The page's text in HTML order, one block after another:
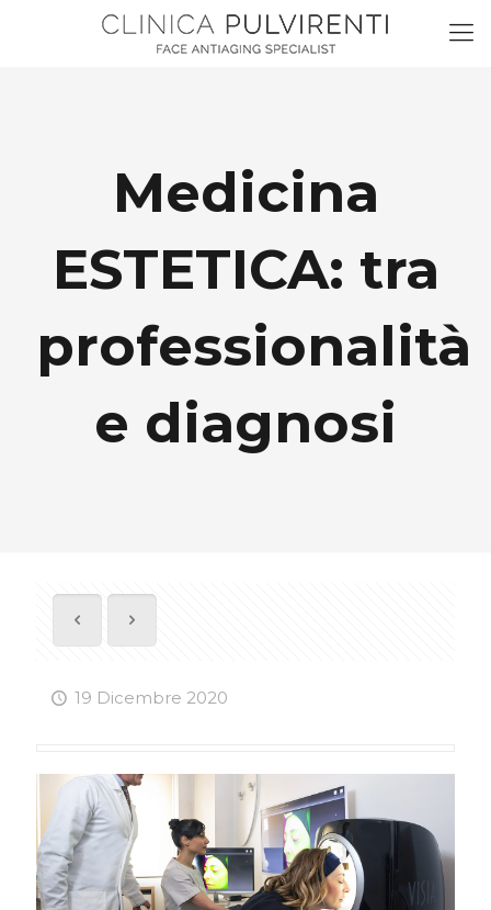
Medicina
ESTETICA: tra
professionalità
e diagnosi
19 Dicembre 2020